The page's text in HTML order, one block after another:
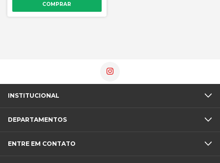
COMPRAR
INSTITUCIONAL
DEPARTAMENTOS
ENTRE EM CONTATO